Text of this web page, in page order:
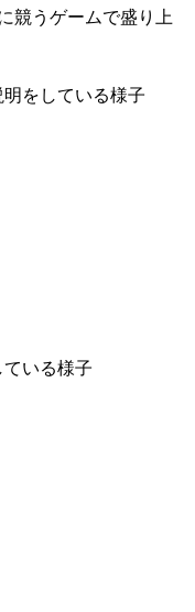
競うゲームで盛り上
をしている様子
いる様子